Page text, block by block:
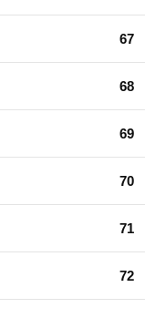
67
68
69
70
71
72